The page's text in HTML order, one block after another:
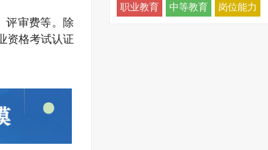
评审费等。除
资格考试认证
职业教育 中等教育 岗位能力